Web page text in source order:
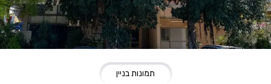
תמונות בניין